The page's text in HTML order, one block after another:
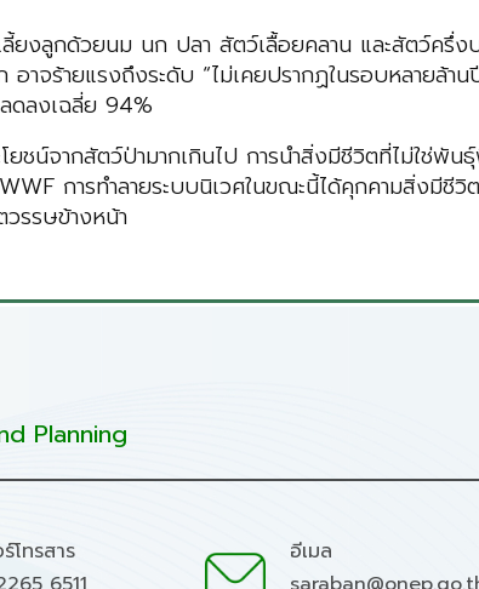
ยงลูกด้วยนม นก ปลา สัตว์เลื้อยคลาน และสัตว์ครึ่
ร้ายแรงถึงระดับ “ไม่เคยปรากฏในรอบหลายล้าน
ดลงเฉลี่ย 94%
น์จากสัตว์ป่ามากเกินไป การนำสิ่งมีชีวิตที่ไม่ใช่พันธุ์
การทำลายระบบนิเวศในขณะนี้ได้คุกคามสิ่งมีชี
รรษข้างหน้า
Planning
ร์โทรสาร
อีเมล